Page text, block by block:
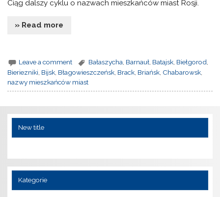
Ciąg dalszy cyklu o nazwach mieszkańców miast Rosji.
» Read more
Leave a comment Bałaszycha Barnauł Batajsk Biełgorod
Bieriezniki, Bijsk, Błagowieszczeńsk, Brack, Briańsk, Chabarowsk,
nazwy mieszkańców miast
New title
Kategorie